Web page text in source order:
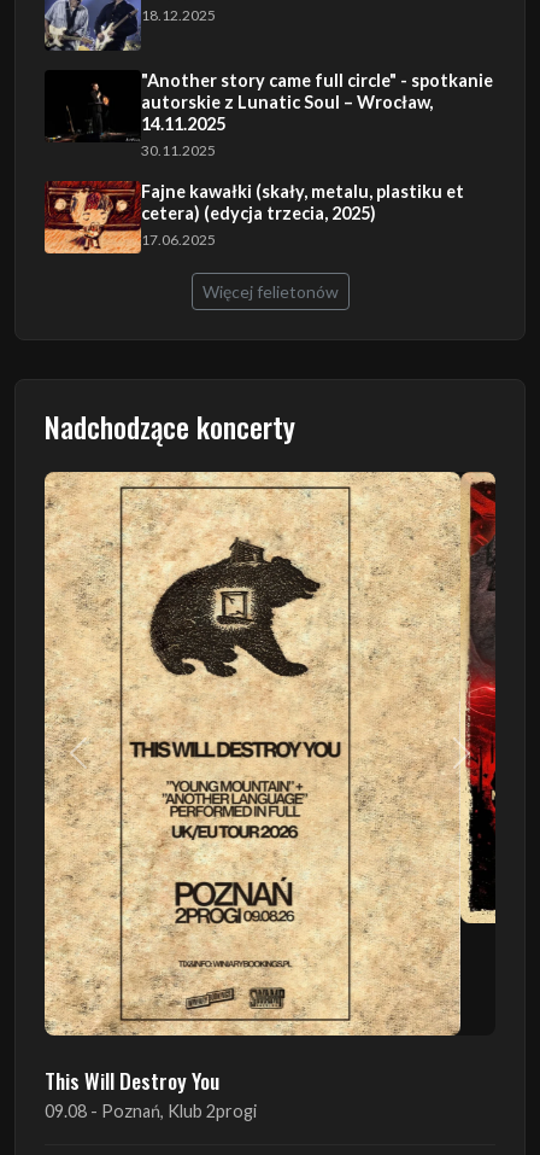
18.12.2025
"Another story came full circle" - spotkanie
autorskie z Lunatic Soul – Wrocław,
14.11.2025
30.11.2025
Fajne kawałki (skały, metalu, plastiku et
cetera) (edycja trzecia, 2025)
17.06.2025
Więcej felietonów
Nadchodzące koncerty
Poprzedni Następny
This Will Destroy You
09.08 - Poznań, Klub 2progi
Sound Of The Ages Festival
22.08 - Ćmielów, Zamek Ćmielów